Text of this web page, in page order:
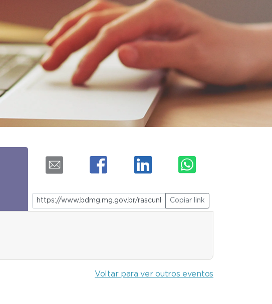
Copiar link
Voltar para ver outros eventos